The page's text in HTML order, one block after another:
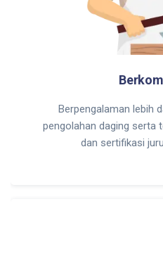
Berpengalaman lebih
pengolahan daging serta
dan sertifikasi